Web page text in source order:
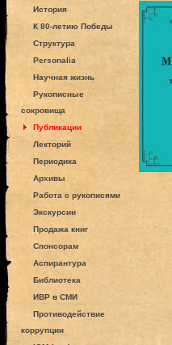
История
К 80-летию Победы
Структура
Personalia
Научная жизнь
Рукописные
сокровища
Публикации
Лекторий
Периодика
Архивы
Работа с рукописями
Экскурсии
Продажа книг
Спонсорам
Аспирантура
Библиотека
ИВР в СМИ
Противодействие
коррупции